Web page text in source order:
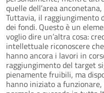
quelle dell’area
Tuttavia, il raggiungimento
dei fondi. Questo è un
voglio dire un’altra cosa:
intellettuale riconoscere
hanno ancora i lavori in
raggiungimento del target
pienamente fruibili, ma
hanno iniziato a